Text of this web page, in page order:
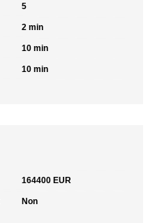
5
2 min
10 min
10 min
164400 EUR
Non